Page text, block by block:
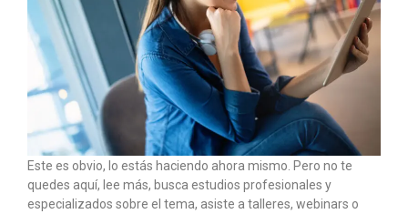
Este es obvio, lo estás haciendo ahora mismo. Pero no te
quedes aquí, lee más, busca estudios profesionales y
especializados sobre el tema, asiste a talleres, webinars o